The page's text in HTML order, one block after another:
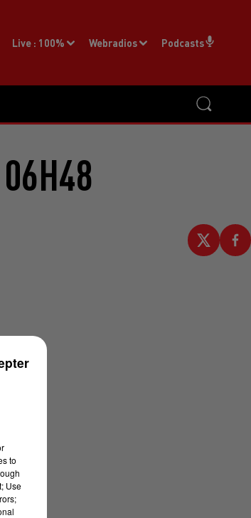
Live : 100% Webradios Podcasts
to
Use